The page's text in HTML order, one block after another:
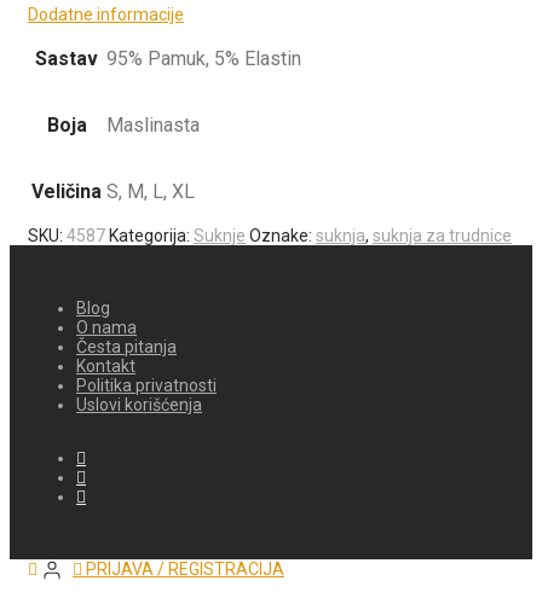
Dodatne informacije
Sastav 95% Pamuk, 5% Elastin
Boja Maslinasta
Veličina S, M, L, XL
SKU: 4587 Kategorija: Suknje Oznake: suknja, suknja za trudnice
Blog
O nama
Česta pitanja
Kontakt
Politika privatnosti
Uslovi korišćenja
PRIJAVA / REGISTRACIJA